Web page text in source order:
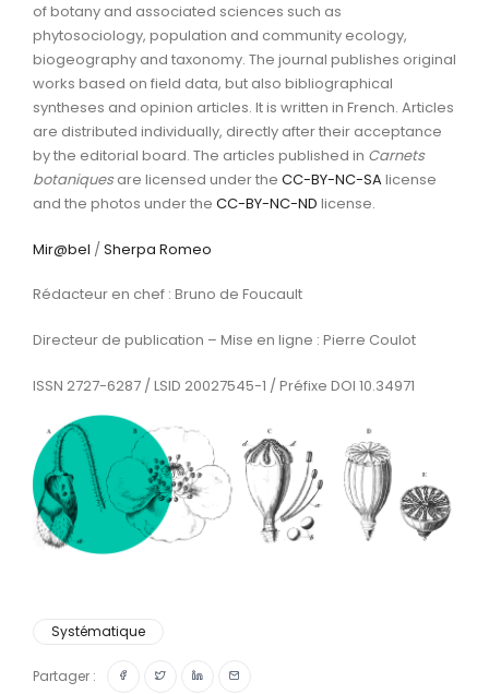
of botany and associated sciences such as
phytosociology, population and community ecology,
biogeography and taxonomy. The journal publishes original
works based on field data, but also bibliographical
syntheses and opinion articles. It is written in French. Articles
are distributed individually, directly after their acceptance
by the editorial board. The articles published in Carnets
botaniquesare licensed under the CC-BY-NC-SAlicense
and the photos under the CC-BY-NC-ND license.
Mir@bel /Sherpa Romeo
Rédacteur en chef : Bruno de Foucault
Directeur de publication – Mise en ligne : Pierre Coulot
ISSN 2727-6287 / LSID 20027545-1 / Préfixe DOI 10.34971
Systématique
Partager :